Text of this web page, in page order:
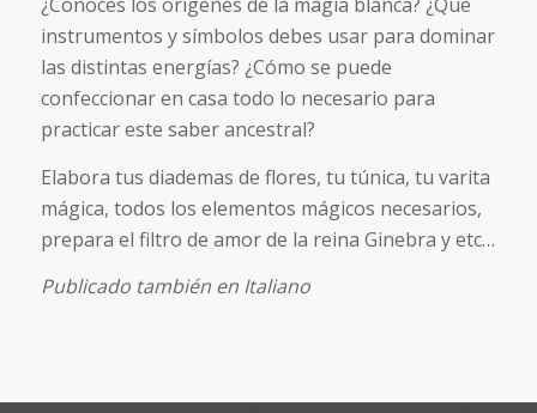
instrumentos y símbolos debes usar para dominar
las distintas energías? ¿Cómo se puede
confeccionar en casa todo lo necesario para
practicar este saber ancestral?
Elabora tus diademas de flores, tu túnica, tu varita
mágica, todos los elementos mágicos necesarios,
prepara el filtro de amor de la reina Ginebra y etc…
Publicado también en Italiano